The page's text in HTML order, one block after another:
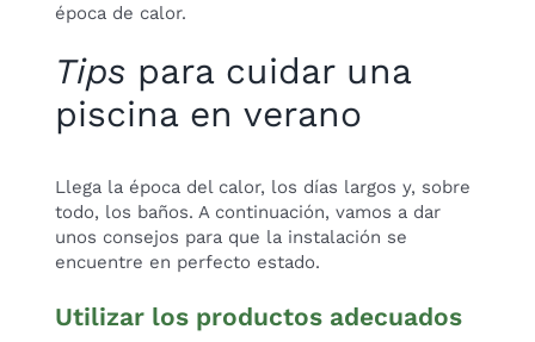
época de calor.
Tips para cuidar una
piscina en verano
Llega la época del calor, los días largos y, sobre
todo, los baños. A continuación, vamos a dar
unos consejos para que la instalación se
encuentre en perfecto estado.
Utilizar los productos adecuados